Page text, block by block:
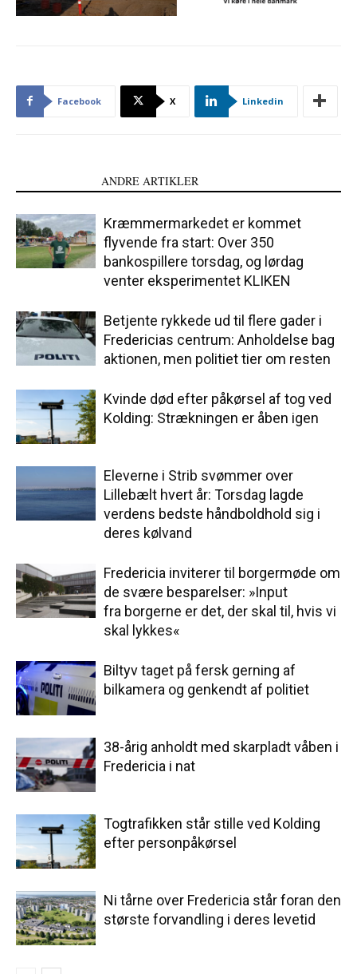
Facebook X Linkedin
ANDRE ARTIKLER
Kræmmermarkedet er kommet
flyvende fra start: Over 350
bankospillere torsdag, og lørdag
venter eksperimentet KLIKEN
Betjente rykkede ud til flere gader i
Fredericias centrum: Anholdelse bag
aktionen, men politiet tier om resten
Kvinde død efter påkørsel af tog ved
Kolding: Strækningen er åben igen
Eleverne i Strib svømmer over
Lillebælt hvert år: Torsdag lagde
verdens bedste håndboldhold sig i
deres kølvand
Fredericia inviterer til borgermøde om
de svære besparelser: »Input
fra borgerne er det, der skal til, hvis vi
skal lykkes«
Biltyv taget på fersk gerning af
bilkamera og genkendt af politiet
38-årig anholdt med skarpladt våben i
Fredericia i nat
Togtrafikken står stille ved Kolding
efter personpåkørsel
Ni tårne over Fredericia står foran den
største forvandling i deres levetid